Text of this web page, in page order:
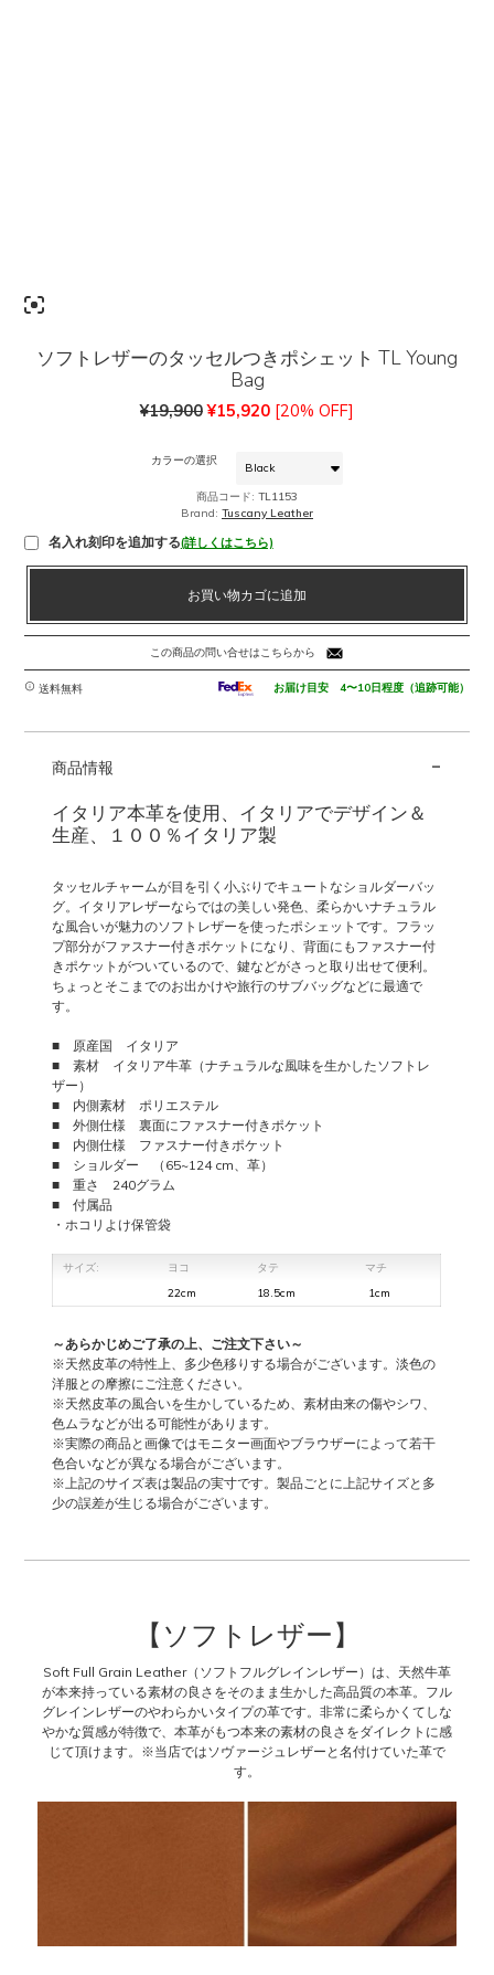
ソフトレザーのタッセルつきポシェット TL Young
Bag
¥19,900元
価
は
¥19,900
で
し
た。
¥15,920 現
格
は
で
す。
[20% OFF]
カラーの選択
商品コード: TL1153
Brand: Tuscany Leather
名入れ刻印を追加する(詳しくはこちら)
ソ
ト
ザ
ー
タ
Young
お買い物カゴに追加
この商品の問い合せはこちらから
送料無料 お届け目安 4〜10日程度（追跡可能）
商品情報 -
イタリア本革を使用、イタリアでデザイン＆
生産、１００％イタリア製
タッセルチャームが目を引く小ぶりでキュートなショルダーバッ
グ。イタリアレザーならではの美しい発色、柔らかいナチュラル
な風合いが魅力のソフトレザーを使ったポシェットです。フラッ
プ部分がファスナー付きポケットになり、背面にもファスナー付
きポケットがついているので、鍵などがさっと取り出せて便利。
ちょっとそこまでのお出かけや旅行のサブバッグなどに最適で
す。
■ 原産国 イタリア
■ 素材 イタリア牛革（ナチュラルな風味を生かしたソフトレ
ザー）
■ 内側素材 ポリエステル
■ 外側仕様 裏面にファスナー付きポケット
■ 内側仕様 ファスナー付きポケット
■ ショルダー （65~124 cm、革）
■ 重さ 240グラム
■ 付属品
・ホコリよけ保管袋
サイズ: ヨコ タテ
マチ
22cm
18.5cm 1cm
～あらかじめご了承の上、ご注文下さい～
※天然皮革の特性上、多少色移りする場合がございます。淡色の
洋服との摩擦にご注意ください。
※天然皮革の風合いを生かしているため、素材由来の傷やシワ、
色ムラなどが出る可能性があります。
※実際の商品と画像ではモニター画面やブラウザーによって若干
色合いなどが異なる場合がございます。
※上記のサイズ表は製品の実寸です。製品ごとに上記サイズと多
少の誤差が生じる場合がございます。
【ソフトレザー】
Soft Full Grain Leather（ソフトフルグレインレザー）は、天然牛革
が本来持っている素材の良さをそのまま生かした高品質の本革。フル
グレインレザーのやわらかいタイプの革です。非常に柔らかくてしな
やかな質感が特徴で、本革がもつ本来の素材の良さをダイレクトに感
じて頂けます。※当店ではソヴァージュレザーと名付けていた革で
す。